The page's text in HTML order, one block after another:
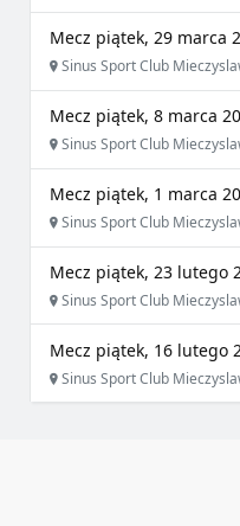
Mecz piątek, 29 marca
Sinus Sport Club
Mecz piątek, 8 marca
Sinus Sport Club
Mecz piątek, 1 marca
Sinus Sport Club
Mecz piątek, 23 lutego
Sinus Sport Club
Mecz piątek, 16 lutego
Sinus Sport Club